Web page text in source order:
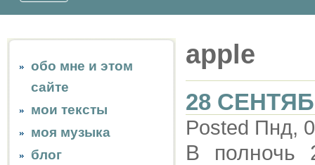
обо мне и этом
сайте
мои тексты
моя музыка
блог
apple
28
Posted Пнд,
В полночь